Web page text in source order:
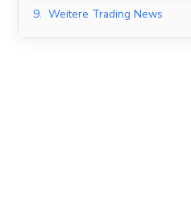
9. Weitere Trading News